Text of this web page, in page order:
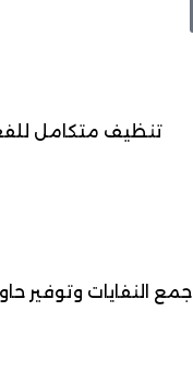
تنظيف متكامل
جمع النفايات وتوفير